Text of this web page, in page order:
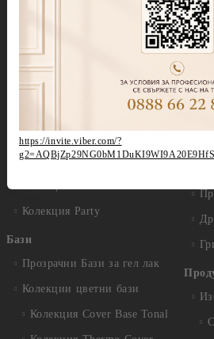
Колекция Mocha Mousse
Колекция Lipstick
Колекция Cat Eye Galaxy
Колекция Sparkle
Колекция Party
Бази
Прозрачни Бази за гел лак
Колекции цветни бази
Колекция Cover Base Tonal
За
https://invite.viber.com/?